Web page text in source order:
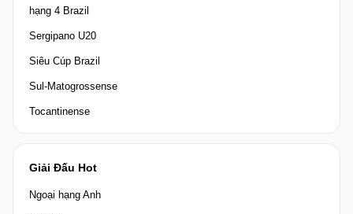
hạng 4 Brazil
Sergipano U20
Siêu Cúp Brazil
Sul-Matogrossense
Tocantinense
Giải Đấu Hot
Ngoại hạng Anh